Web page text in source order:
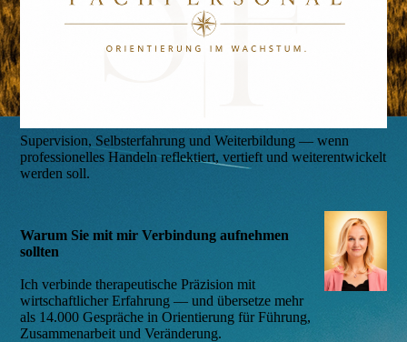
Supervision, Selbsterfahrung und Weiterbildung — wenn
professionelles Handeln reflektiert, vertieft und weiterentwickelt
werden soll.
Warum Sie mit mir Verbindung aufnehmen
sollten
Ich verbinde therapeutische Präzision mit
wirtschaftlicher Erfahrung — und übersetze mehr
als 14.000 Gespräche in Orientierung für Führung,
Zusammenarbeit und Veränderung.